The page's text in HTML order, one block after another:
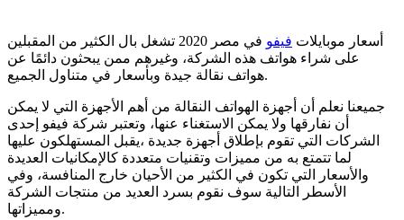
أسعار موبايلات فيفو
في مصر 2020 تشغل بال الكثير من المقبلين
على شراء هواتف هذه الشركة، وغيرهم ممن يبحثون دائمًا عن
هواتف نقالة جيدة وبأسعار في متناول الجميع.
جميعنا نعلم أن أجهزة الهواتف النقالة من أهم الأجهزة التي لا يمكن
أن نفارقها ولا يمكن الاستغناء عنها، وتعتبر شركة فيفو إحدى
الشركات التي تقوم بإطلاق أجهزة جديدة ،يقبل المستهلكون عليها
لما تتمتع به من مميزات وتقنيات متعددة كالإمكانيات العديدة
والأسعار التي تكون في الكثير من الأحيان خارج المنافسة، وفي
الأسطر التالية سوف نقوم بسرد العديد من منتجات الشركة
ومميزاتها.